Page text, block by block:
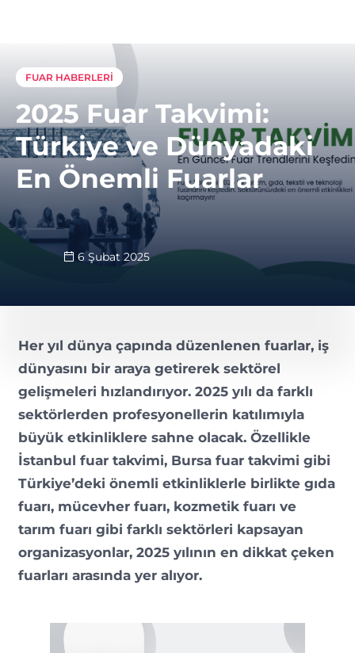
FUAR HABERLERI
2025 Fuar Takvimi:
Türkiye ve Dünyadaki
En Önemli Fuarlar
6 Şubat 2025
Her yıl dünya çapında düzenlenen fuarlar, iş
dünyasını bir araya getirerek sektörel
gelişmeleri hızlandırıyor. 2025 yılı da farklı
sektörlerden profesyonellerin katılımıyla
büyük etkinliklere sahne olacak. Özellikle
İstanbul fuar takvimi, Bursa fuar takvimi gibi
Türkiye’deki önemli etkinliklerle birlikte gıda
fuarı, mücevher fuarı, kozmetik fuarı ve
tarım fuarı gibi farklı sektörleri kapsayan
organizasyonlar, 2025 yılının en dikkat çeken
fuarları arasında yer alıyor.